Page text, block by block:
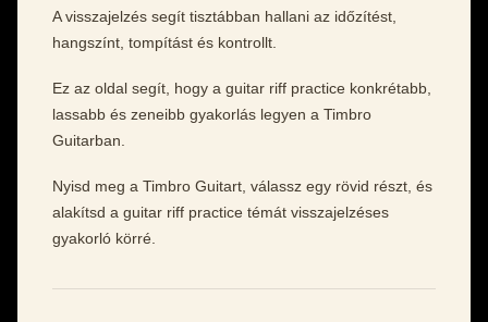
A visszajelzés segít tisztábban hallani az időzítést,
hangszínt, tompítást és kontrollt.
Ez az oldal segít, hogy a guitar riff practice konkrétabb,
lassabb és zeneibb gyakorlás legyen a Timbro
Guitarban.
Nyisd meg a Timbro Guitart, válassz egy rövid részt, és
alakítsd a guitar riff practice témát visszajelzéses
gyakorló körré.